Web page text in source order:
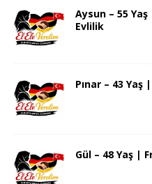
Aysun – 55
Evlilik
Pınar – 43
Gül – 48 Yaş |